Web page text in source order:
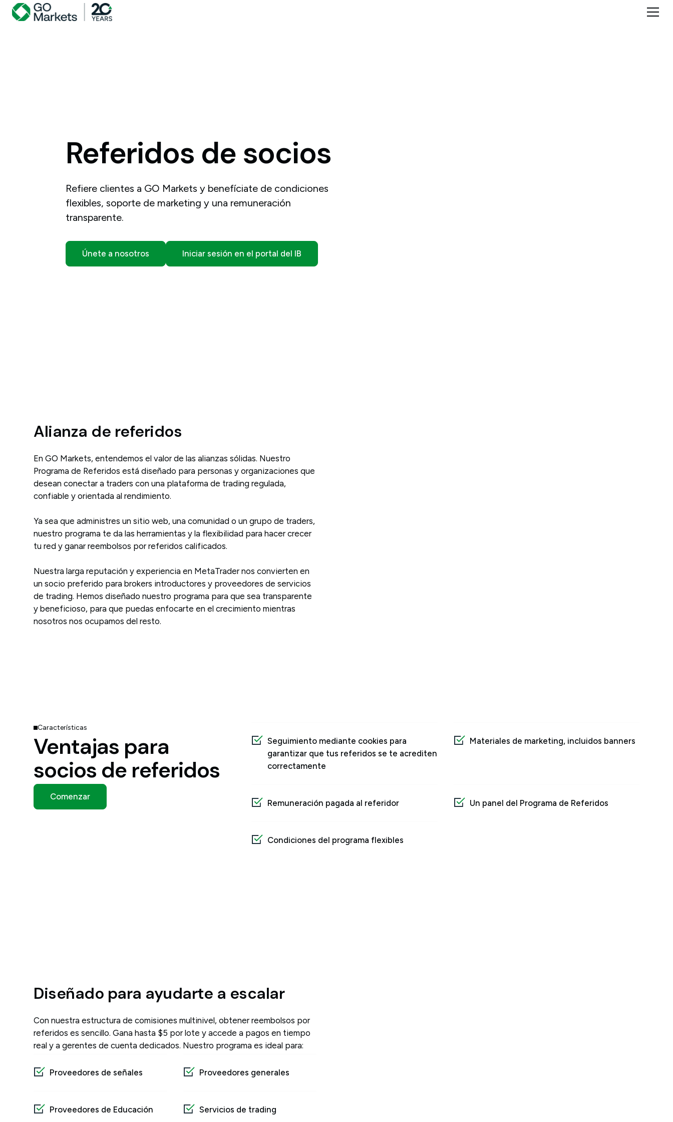
Referidos de socios
Refiere clientes a GO Markets y benefíciate de condiciones
flexibles, soporte de marketing y una remuneración
transparente.
Únete a nosotros Iniciar sesión en el portal del IB
Alianza de referidos
En GO Markets, entendemos el valor de las alianzas sólidas. Nuestro
Programa de Referidos está diseñado para personas y organizaciones que
desean conectar a traders con una plataforma de trading regulada,
confiable y orientada al rendimiento.
Ya sea que administres un sitio web, una comunidad o un grupo de traders,
nuestro programa te da las herramientas y la flexibilidad para hacer crecer
tu red y ganar reembolsos por referidos calificados.
Nuestra larga reputación y experiencia en MetaTrader nos convierten en
un socio preferido para brokers introductores y proveedores de servicios
de trading. Hemos diseñado nuestro programa para que sea transparente
y beneficioso, para que puedas enfocarte en el crecimiento mientras
nosotros nos ocupamos del resto.
Características
Ventajas para
socios de referidos
Comenzar
Seguimiento mediante cookies para
garantizar que tus referidos se te acrediten
correctamente
Materiales de marketing, incluidos banners
Remuneración pagada al referidor Un panel del Programa de Referidos
Condiciones del programa flexibles
Diseñado para ayudarte a escalar
Con nuestra estructura de comisiones multinivel, obtener reembolsos por
referidos es sencillo. Gana hasta $5 por lote y accede a pagos en tiempo
real y a gerentes de cuenta dedicados. Nuestro programa es ideal para:
Proveedores de señales Proveedores generales
Proveedores de Educación Servicios de trading